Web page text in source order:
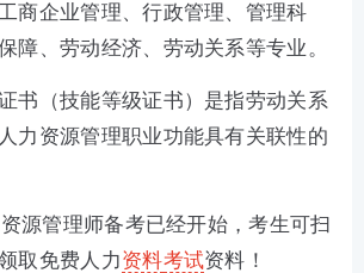
商企业管理、行政管理、管理科
障、劳动经济、劳动关系等专业。
书（技能等级证书）是指劳动关系
力资源管理职业功能具有关联性的
源管理师备考已经开始，考生可扫
取免费人力资料考试资料！